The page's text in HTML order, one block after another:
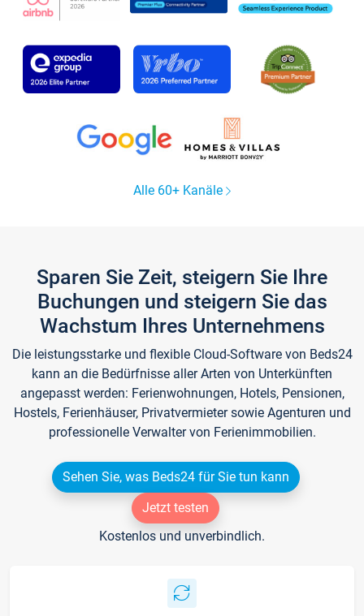
Alle 60+ Kanäle
Sparen Sie Zeit, steigern Sie Ihre
Buchungen und steigern Sie das
Wachstum Ihres Unternehmens
Die leistungsstarke und flexible Cloud-Software von Beds24
kann an die Bedürfnisse aller Arten von Unterkünften
angepasst werden: Ferienwohnungen, Hotels, Pensionen,
Hostels, Ferienhäuser, Privatvermieter sowie Agenturen und
professionelle Verwalter von Ferienimmobilien.
Sehen Sie, was Beds24 für Sie tun kann
Jetzt testen
Kostenlos und unverbindlich.